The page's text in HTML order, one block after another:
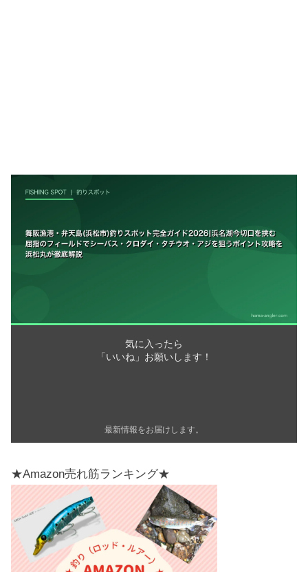
気に入ったら
「いいね」お願いします！
最新情報をお届けします。
★Amazon売れ筋ランキング★